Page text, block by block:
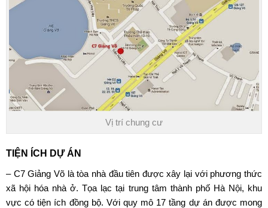
Vị trí chung cư
TIỆN ÍCH DỰ ÁN
– C7 Giảng Võlà tòa nhà đầu tiên được xây lại với phương thức
xã hội hóa nhà ở. Tọa lạc tại trung tâm thành phố Hà Nội, khu
vực có tiện ích đồng bộ. Với quy mô 17 tầng dự án được mong